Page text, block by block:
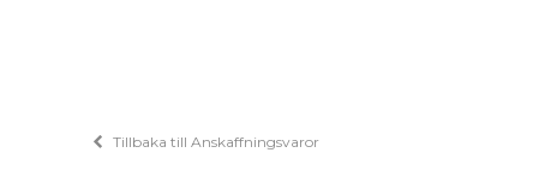
Tillbaka till Anskaffningsvaror